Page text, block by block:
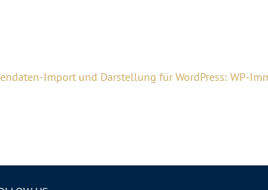
Import und Darstellung für WordPress: WP-